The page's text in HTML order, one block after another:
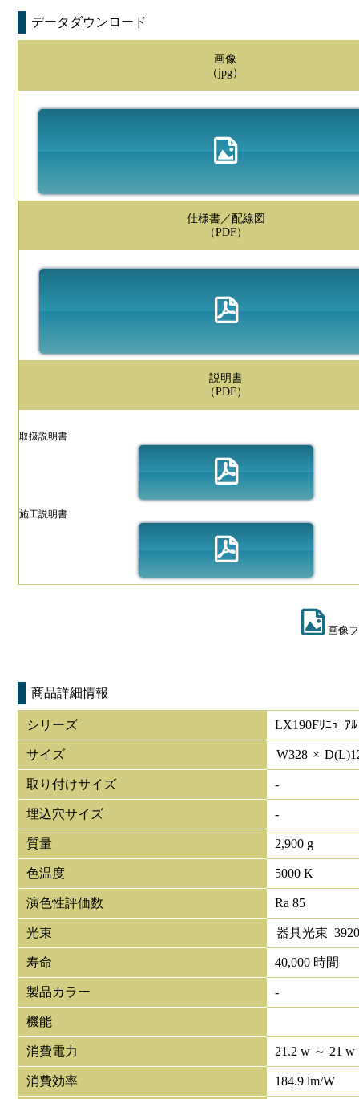
データダウンロード
画像
（jpg）
仕様書／配線図
（PDF）
説明書
（PDF）
取扱説明書
施工説明書
画像
商品詳細情報
シリーズ LX190Fﾘﾆｭｰｱﾙ
サイズ W328 × D(L)
取り付けサイズ -
埋込穴サイズ -
質量 2,900 g
色温度 5000 K
演色性評価数 Ra 85
光束 器具光束
寿命 40,000 時間
製品カラー -
機能
消費電力 21.2 w ～ 21 w
消費効率 184.9 lm/W